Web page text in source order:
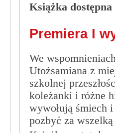
Książka
Premiera I
We
Utożsamiana z
szkolnej
koleżanki i różne
wywołują śmiech
pozbyć za